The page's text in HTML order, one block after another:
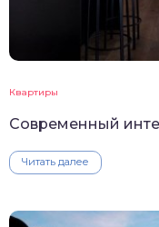
Квартиры
Современный
Читать далее